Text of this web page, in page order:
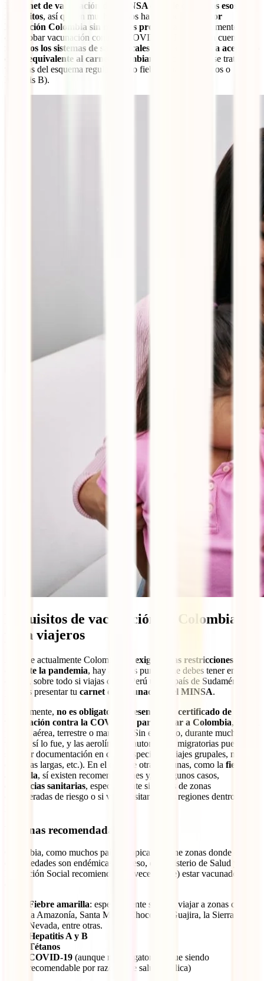
carnet de vacunación del MINSA cumple con todos esos
requisitos, así que en muchos casos ha sido
aceptado por
Migración Colombia sin mayores problemas
, especialmente para
comprobar vacunación contra la COVID-19. Pero ten en cuenta que
no todos los sistemas de salud locales están obligados a aceptarlo
como equivalente al carnet colombiano
, sobre todo si se trata de
vacunas del esquema regular (como fiebre amarilla, tétanos o
hepatitis B).
Requisitos de vacunación de Colombia
para viajeros
Aunque actualmente Colombia
no exige tantas restricciones como
durante la pandemia, hay algunos puntos que debes tener en
cuenta, sobre todo si viajas desde Perú u otro país de Sudamérica y
piensas presentar tu carnet de vacunación del MINSA.
Actualmente, no es obligatorio presentar un certificado de
vacunación contra la COVID-19 para entrar a Colombia, ya sea
por vía aérea, terrestre o marítima. Sin embargo, durante mucho
tiempo sí lo fue, y las aerolíneas o autoridades migratorias pueden
solicitar documentación en casos especiales (viajes grupales, niños,
estancias largas, etc.). En el caso de otras vacunas, como la fiebre
amarilla, sí existen recomendaciones y, en algunos casos,
exigencias sanitarias, especialmente si vienes de zonas
consideradas de riesgo o si vas a visitar ciertas regiones dentro del
Vacunas recomendadas
Colombia, como muchos países tropicales, tiene zonas donde ciertas
enfermedades son endémicas. Por eso, el Ministerio de Salud y
Protección Social recomienda (y a veces exige) estar vacunado
Fiebre amarilla: especialmente si vas a viajar a zonas como
la Amazonía, Santa Marta, Chocó, La Guajira, la Sierra
Nevada, entre otras.
Hepatitis A y B
Tétanos
COVID-19 (aunque no obligatoria, sigue siendo
recomendable por razones de salud pública)